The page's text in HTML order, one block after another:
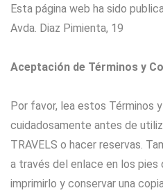
Esta página web ha sido
Avda. Diaz Pimienta, 19
Aceptación de Términos y
Por favor, lea estos Términos
cuidadosamente antes de
TRAVELS o hacer reservas.
a través del enlace en los pies
imprimirlo y conservar una